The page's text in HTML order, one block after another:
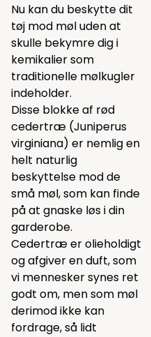
Nu kan du beskytte dit
tøj mod møl uden at
skulle bekymre dig i
kemikalier som
traditionelle mølkugler
indeholder.
Disse blokke af rød
cedertræ (Juniperus
virginiana) er nemlig en
helt naturlig
beskyttelse mod de
små møl, som kan finde
på at gnaske løs i din
garderobe.
Cedertræ er olieholdigt
og afgiver en duft, som
vi mennesker synes ret
godt om, men som møl
derimod ikke kan
fordrage, så lidt